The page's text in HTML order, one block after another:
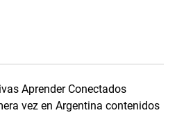
Aprender Conectados
vez en Argentina contenidos